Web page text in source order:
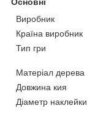
Виробник
Країна виробник
Тип гри
Матеріал дерева
Довжина кия
Діаметр наклейки